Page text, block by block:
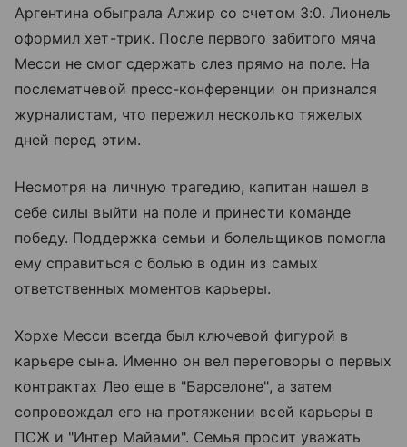
Аргентина обыграла Алжир со счетом 3:0. Лионель
оформил хет-трик. После первого забитого мяча
Месси не смог сдержать слез прямо на поле. На
послематчевой пресс-конференции он признался
журналистам, что пережил несколько тяжелых
дней перед этим.
Несмотря на личную трагедию, капитан нашел в
себе силы выйти на поле и принести команде
победу. Поддержка семьи и болельщиков помогла
ему справиться с болью в один из самых
ответственных моментов карьеры.
Хорхе Месси всегда был ключевой фигурой в
карьере сына. Именно он вел переговоры о первых
контрактах Лео еще в "Барселоне", а затем
сопровождал его на протяжении всей карьеры в
ПСЖ и "Интер Майами". Семья просит уважать